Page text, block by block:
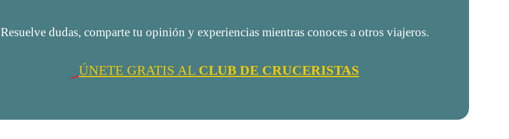
Resuelve dudas, comparte tu opinión y experiencias mientras conoces a otros viajeros.
ÚNETE GRATIS AL CLUB DE CRUCERISTAS